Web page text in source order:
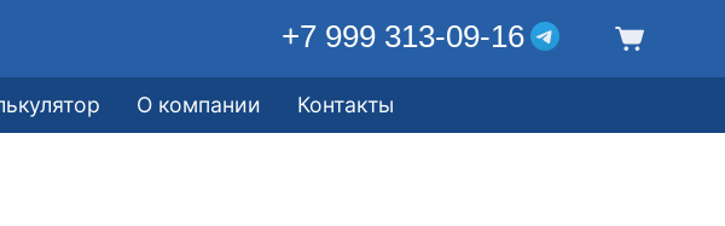
+7 999 313-09-16
О компании Контакты